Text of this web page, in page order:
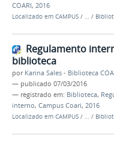
COARI, 2016
Localizado em CAMPUS / … /
Regulamento
biblioteca
por Karina Sales - Biblioteca
— publicado 07/03/2016
— registrado em: Biblioteca,
interno, Campus Coari, 2016
Localizado em CAMPUS / … /